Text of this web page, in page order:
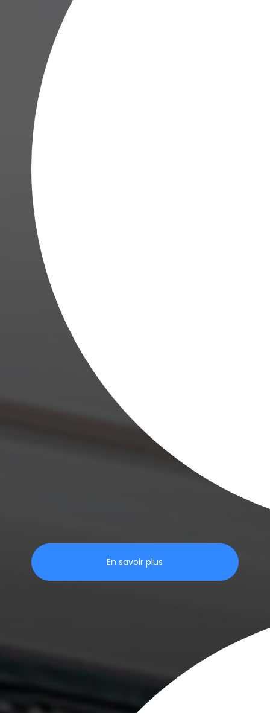
En savoir plus